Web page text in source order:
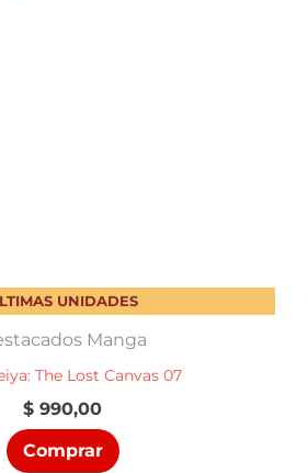
UNIDADES
Manga
The Lost Canvas 07
$ 990,00
Comprar